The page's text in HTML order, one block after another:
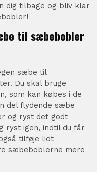
dig tilbage og bliv klar
til sæbebobler
sæbe til
Du skal bruge
som kan købes i de
del flydende sæbe
og ryst det godt
ryst igen, indtil du får
tilføje lidt
sæbeboblerne mere